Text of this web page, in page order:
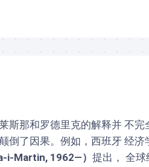
斯那和罗德里克的解释并 不完
倒了因果。例如，西班牙 经济
i-Martin, 1962—） 提出， 全球